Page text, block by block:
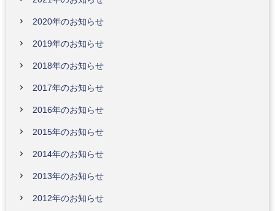
2020年のお知らせ
2019年のお知らせ
2018年のお知らせ
2017年のお知らせ
2016年のお知らせ
2015年のお知らせ
2014年のお知らせ
2013年のお知らせ
2012年のお知らせ